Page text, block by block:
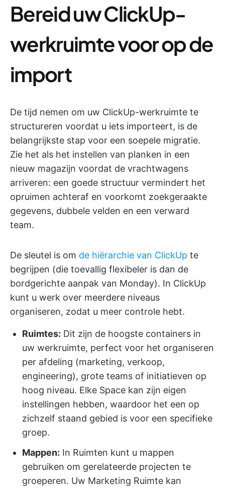
Bereid uw ClickUp-
werkruimte voor op de
import
De tijd nemen om uw ClickUp-werkruimte te
structureren voordat u iets importeert, is de
belangrijkste stap voor een soepele migratie.
Zie het als het instellen van planken in een
nieuw magazijn voordat de vrachtwagens
arriveren: een goede structuur vermindert het
opruimen achteraf en voorkomt zoekgeraakte
gegevens, dubbele velden en een verward
team.
De sleutel is om de hiërarchie van ClickUp te
begrijpen (die toevallig flexibeler is dan de
bordgerichte aanpak van Monday). In ClickUp
kunt u werk over meerdere niveaus
organiseren, zodat u meer controle hebt.
Ruimtes: Dit zijn de hoogste containers in
uw werkruimte, perfect voor het organiseren
per afdeling (marketing, verkoop,
engineering), grote teams of initiatieven op
hoog niveau. Elke Space kan zijn eigen
instellingen hebben, waardoor het een op
zichzelf staand gebied is voor een specifieke
groep.
Mappen: In Ruimten kunt u mappen
gebruiken om gerelateerde projecten te
groeperen. Uw Marketing Ruimte kan